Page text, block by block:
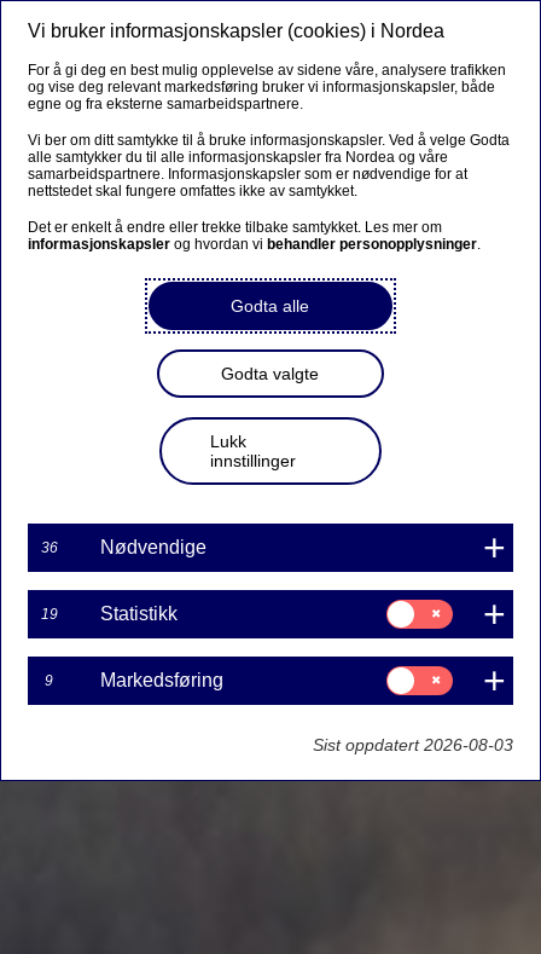
Vi bruker informasjonskapsler (cookies) i Nordea
For å gi deg en best mulig opplevelse av sidene våre, analysere trafikken
og vise deg relevant markedsføring bruker vi informasjonskapsler, både
egne og fra eksterne samarbeidspartnere.
Vi ber om ditt samtykke til å bruke informasjonskapsler. Ved å velge Godta
alle samtykker du til alle informasjonskapsler fra Nordea og våre
samarbeidspartnere. Informasjonskapsler som er nødvendige for at
nettstedet skal fungere omfattes ikke av samtykket.
Det er enkelt å endre eller trekke tilbake samtykket. Les mer om
informasjonskapsler og hvordan vi behandler personopplysninger.
Godta alle
Godta valgte
Lukk
innstillinger
36 Nødvendige
19 Statistikk
Samtykke
til:
Statistikk
9 Markedsføring
Samtykke
til:
Markedsføring
Sist oppdatert 2026-08-03